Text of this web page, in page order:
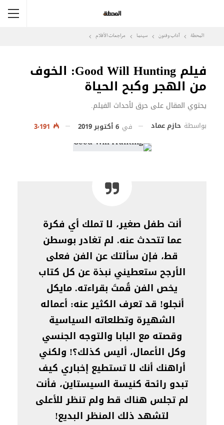
المحطة آداب وفنون سينما مراجعات الأفلام
فيلم Good Will Hunting: الخوف
من الهجر وكبح الحياة
يحتوي المقال على حرق لأحداث الفيلم.
بواسطة حازم عماد في 6 أكتوبر 2019
أنت طفل صغير، لا تملك أي فكرة
عما تتحدث عنه. لم تغادر بوسطن
قط، فإن سألتك عن الفن فعلى
الأرجح ستعطيني نبذة عن كل كتاب
يخص الفن قُمتَ بقراءته. مايكل
أنجلو! قد تعرف الكثير عنه: أعماله
الشهيرة وتطلعاته السياسية
وقصته مع البابا والتوجه الجنسي
وكل الأعمال، أليس كذلك؟! ولكني
أراهنك أنك لا تستطيع إخباري كيف
تبدو رائحة كنيسة السيستاين، فأنت
لم تجلس هناك قط ولم تنظر للأعلى
لتشهد ذلك المنظر البديع!